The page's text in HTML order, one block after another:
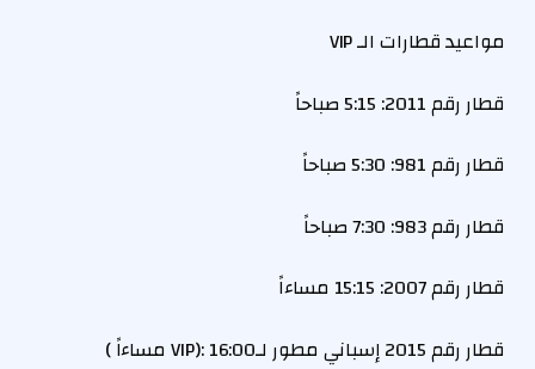
مواعيد قطارات الـ VIP
قطار رقم 2011: 5:15 صباحاً
قطار رقم 981: 5:30 صباحاً
قطار رقم 983: 7:30 صباحاً
قطار رقم 2007: 15:15 مساءاً
قطار رقم 2015 إسباني مطور لـVIP): 16:00 مساءاً )